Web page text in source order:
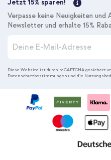
Jetzt 15% sparen!
Verpasse keine Neuigkeiten und
Newsletter und erhalte 15%
d
e
Diese Website ist durch reCAPTCHA gesichert
Datenschutzbestimmungen und die